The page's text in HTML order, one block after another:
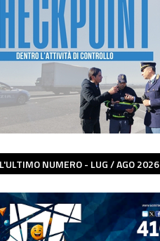
NUMERO - LUG / AGO 2026